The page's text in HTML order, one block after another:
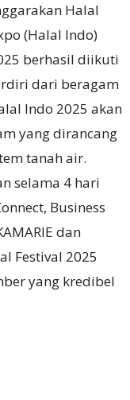
Halal
(Halal Indo)
berhasil diikuti
dari beragam
Indo 2025 akan
yang dirancang
tanah air.
selama 4 hari
Business
dan
Festival 2025
yang kredibel